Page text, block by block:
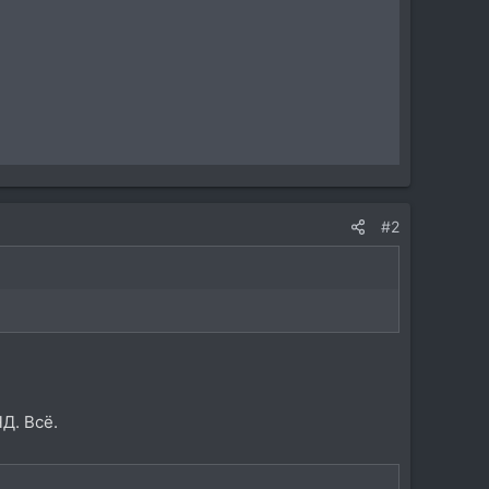
#2
Всё.